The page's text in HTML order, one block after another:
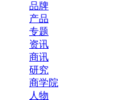
品牌
产品
专题
资讯
商讯
研究
商学院
人物